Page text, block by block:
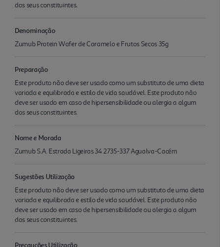
dos seus constituintes.
Denominação
Zumub Protein Wafer de Caramelo e Frutos Secos 35g
Preparação
Este produto não deve ser usado como um substituto de uma dieta
variada e equilibrada e estilo de vida saudável. Este produto não
deve ser usado em caso de hipersensibilidade ou alergia a algum
dos seus constituintes.
Nome e Morada
Zumub S.A. Estrada Ligeiras 34 2735-337 Agualva-Cacém
Sugestões Utilização
Este produto não deve ser usado como um substituto de uma dieta
variada e equilibrada e estilo de vida saudável. Este produto não
deve ser usado em caso de hipersensibilidade ou alergia a algum
dos seus constituintes.
Precauções Utilização